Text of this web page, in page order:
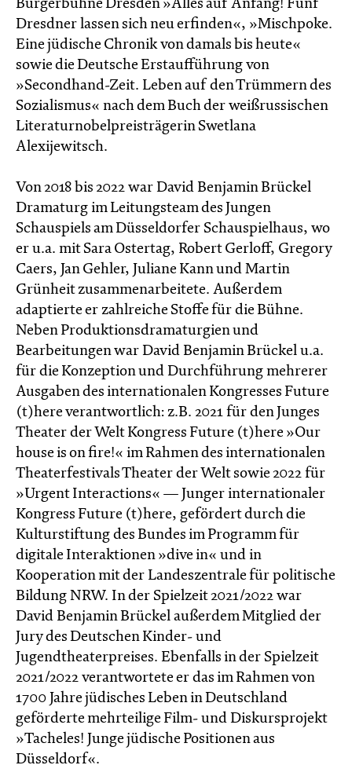
Bürgerbühne Dresden »Alles auf Anfang! Fünf
Dresdner lassen sich neu erfinden«, »Mischpoke.
Eine jüdische Chronik von damals bis heute«
sowie die Deutsche Erstaufführung von
»Secondhand-Zeit. Leben auf den Trümmern des
Sozialismus« nach dem Buch der weißrussischen
Literaturnobelpreisträgerin Swetlana
Alexijewitsch.
Von 2018 bis 2022 war David Benjamin Brückel
Dramaturg im Leitungsteam des Jungen
Schauspiels am Düsseldorfer Schauspielhaus, wo
er u.a. mit Sara Ostertag, Robert Gerloff, Gregory
Caers, Jan Gehler, Juliane Kann und Martin
Grünheit zusammenarbeitete. Außerdem
adaptierte er zahlreiche Stoffe für die Bühne.
Neben Produktionsdramaturgien und
Bearbeitungen war David Benjamin Brückel u.a.
für die Konzeption und Durchführung mehrerer
Ausgaben des internationalen Kongresses Future
(t)here verantwortlich: z.B. 2021 für den Junges
Theater der Welt Kongress Future (t)here »Our
house is on fire!« im Rahmen des internationalen
Theaterfestivals Theater der Welt sowie 2022 für
»Urgent Interactions« — Junger internationaler
Kongress Future (t)here, gefördert durch die
Kulturstiftung des Bundes im Programm für
digitale Interaktionen »dive in« und in
Kooperation mit der Landeszentrale für politische
Bildung NRW. In der Spielzeit 2021/2022 war
David Benjamin Brückel außerdem Mitglied der
Jury des Deutschen Kinder- und
Jugendtheaterpreises. Ebenfalls in der Spielzeit
2021/2022 verantwortete er das im Rahmen von
1700 Jahre jüdisches Leben in Deutschland
geförderte mehrteilige Film- und Diskursprojekt
»Tacheles! Junge jüdische Positionen aus
Düsseldorf«.